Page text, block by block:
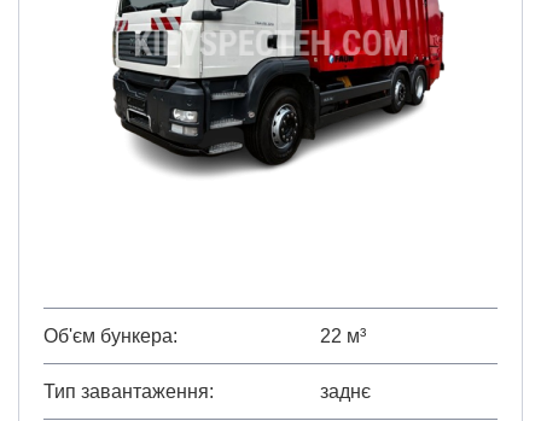
Об'єм бункера 22 м³
Тип завантаження заднє